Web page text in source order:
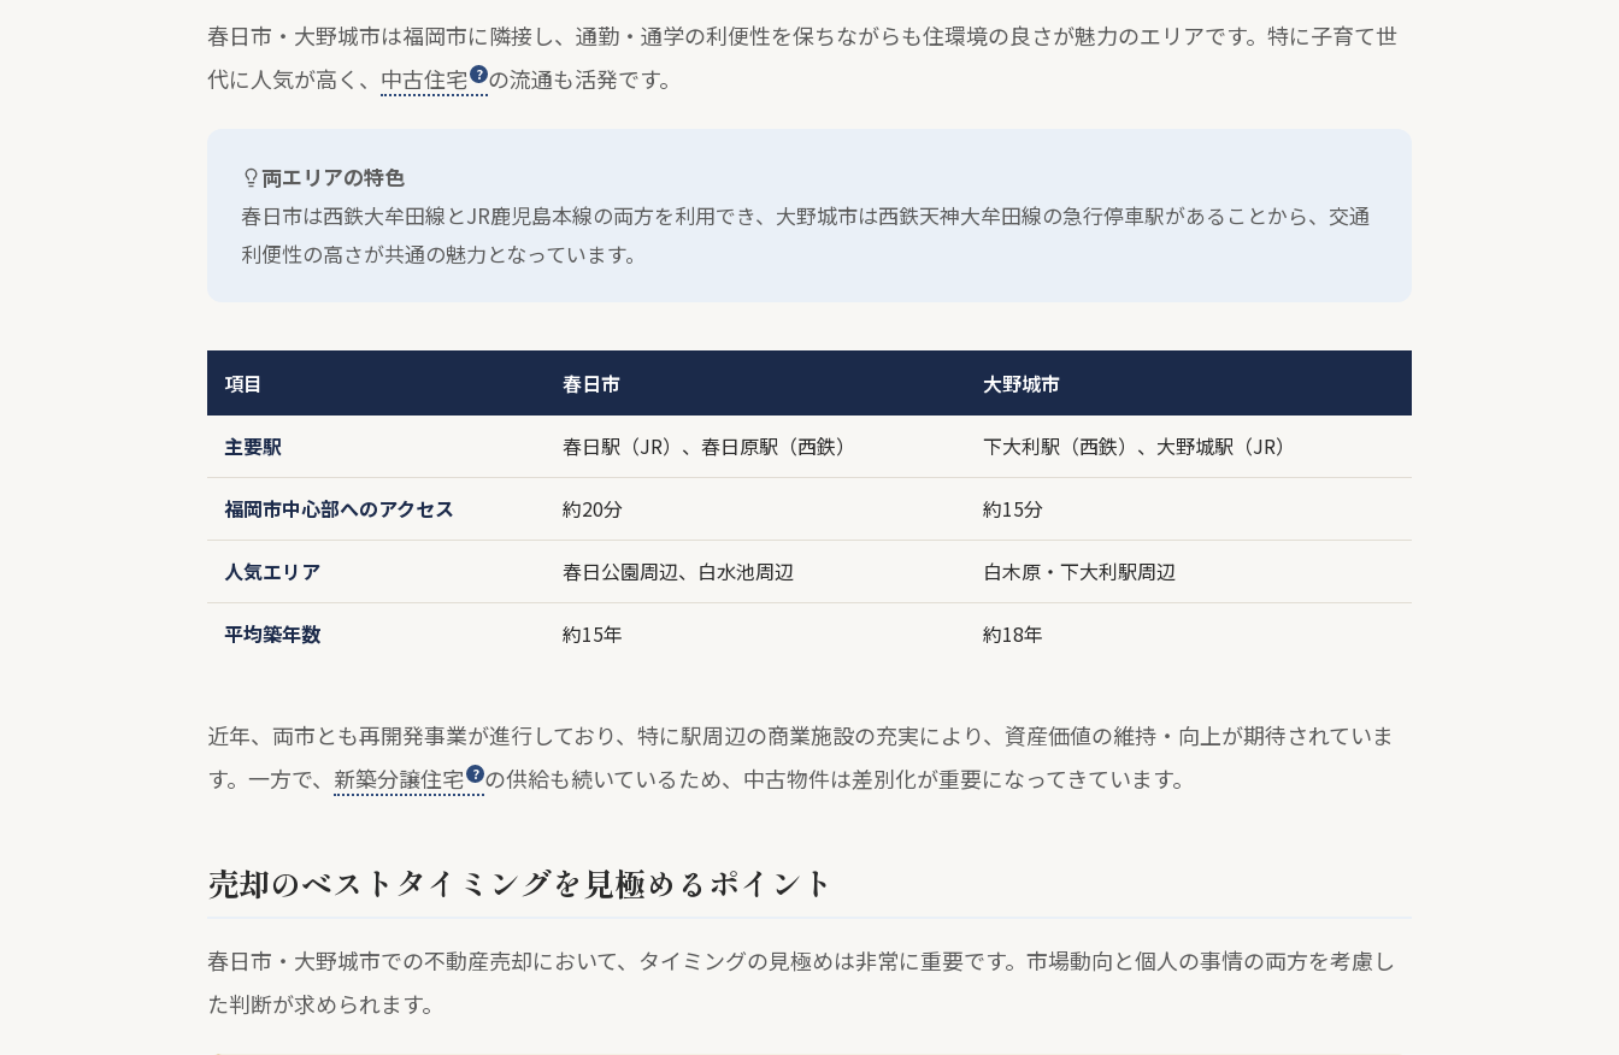
春日市・大野城市は福岡市に隣接し、通勤・通学の利便性を保ちながらも住環境の良さが魅力のエリアです。特に子育て世
代に人気が高く、 中古住宅 の流通も活発です。
両エリアの特色
春日市は西鉄大牟田線とJR鹿児島本線の両方を利用でき、大野城市は西鉄天神大牟田線の急行停車駅があることから、交通
利便性の高さが共通の魅力となっています。
項目 春日市 大野城市
主要駅 春日駅（JR）、春日原駅（西鉄） 下大利駅（西鉄）、大野城駅（JR）
福岡市中心部へのアクセス 約20分 約15分
人気エリア 春日公園周辺、白水池周辺 白木原・下大利駅周辺
平均築年数 約15年 約18年
近年、両市とも再開発事業が進行しており、特に駅周辺の商業施設の充実により、資産価値の維持・向上が期待されていま
す。一方で、 新築分譲住宅 の供給も続いているため、中古物件は差別化が重要になってきています。
売却のベストタイミングを見極めるポイント
春日市・大野城市での不動産売却において、タイミングの見極めは非常に重要です。市場動向と個人の事情の両方を考慮し
た判断が求められます。